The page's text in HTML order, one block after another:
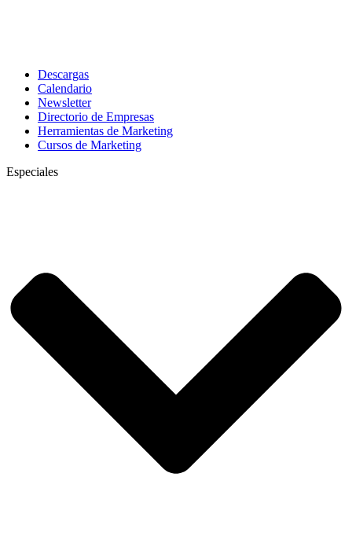
Descargas
Calendario
Newsletter
Directorio de Empresas
Herramientas de Marketing
Cursos de Marketing
Especiales